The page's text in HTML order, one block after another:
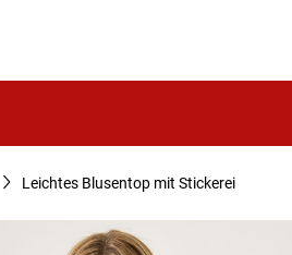
Leichtes Blusentop mit Stickerei